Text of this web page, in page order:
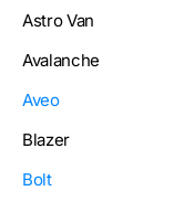
Astro Van
Avalanche
Aveo
Blazer
Bolt